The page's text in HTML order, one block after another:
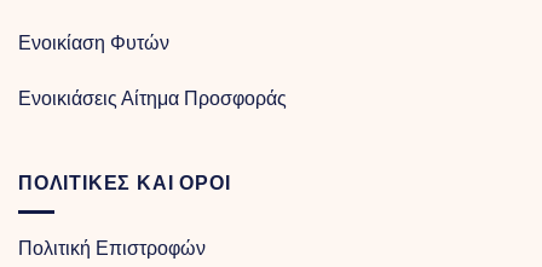
Ενοικίαση Φυτών
Ενοικιάσεις Αίτημα Προσφοράς
ΠΟΛΙΤΙΚΈΣ ΚΑΙ ΌΡΟΙ
Πολιτική Επιστροφών